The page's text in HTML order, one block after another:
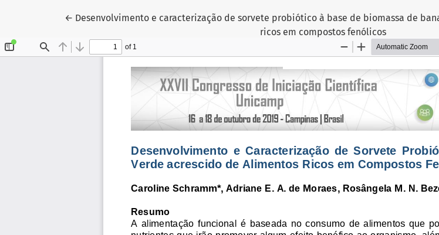
← Voltar aos Detalhes do Artigo
Desenvolvimento e caracterização de sorvete probiótico à base de biomassa de
ricos em compostos fenólicos